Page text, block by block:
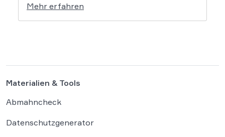
gesicherten Testumgebung ausgebrochen
und haben die Systeme der externen
Mehr erfahren
Materialien & Tools
Abmahncheck
Datenschutzgenerator